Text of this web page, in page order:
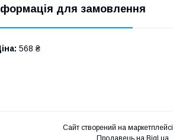
для замовлення
568 ₴
Сайт створений на маркетплейсі
Продавець на Bigl.ua